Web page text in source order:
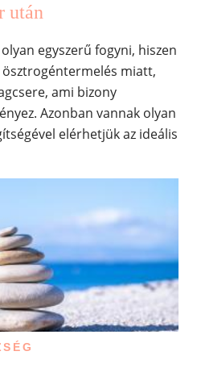
után
egyszerű fogyni, hiszen
miatt,
ami bizony
Azonban vannak olyan
elérhetjük az ideális